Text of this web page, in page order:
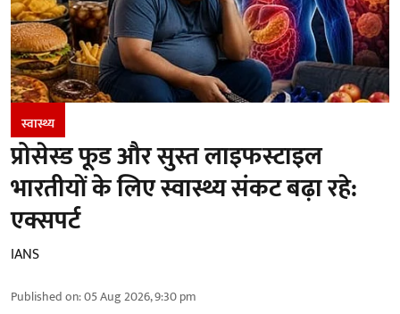
स्वास्थ्य
प्रोसेस्ड फूड और सुस्त लाइफस्टाइल
भारतीयों के लिए स्वास्थ्य संकट बढ़ा रहे:
एक्सपर्ट
IANS
Published on:05 Aug 2026, 9:30 pm